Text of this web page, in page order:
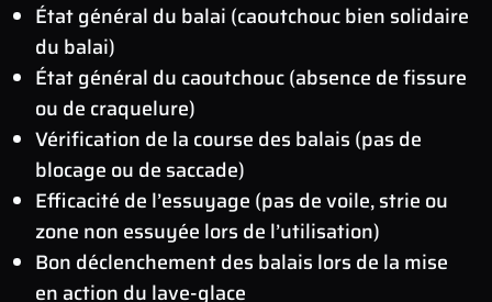
État général du balai (caoutchouc bien solidaire
du balai)
État général du caoutchouc (absence de fissure
ou de craquelure)
Vérification de la course des balais (pas de
blocage ou de saccade)
Efficacité de l’essuyage (pas de voile, strie ou
zone non essuyée lors de l’utilisation)
Bon déclenchement des balais lors de la mise
en action du lave-glace